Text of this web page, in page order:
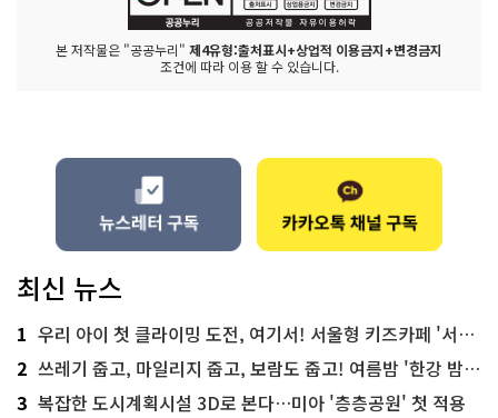
본 저작물은 "공공누리" 제4유형:출처표시+상업적 이용금지+변경금지
조건에 따라 이용 할 수 있습니다.
최신 뉴스
1 우리 아이 첫 클라이밍 도전, 여기서! 서울형 키즈카페 '서울가족플라자점'
2 쓰레기 줍고, 마일리지 줍고, 보람도 줍고! 여름밤 '한강 밤마실 줍깅'
3 복잡한 도시계획시설 3D로 본다…미아 '층층공원' 첫 적용